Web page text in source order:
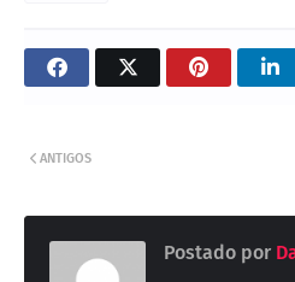
ANTIGOS
Postado por